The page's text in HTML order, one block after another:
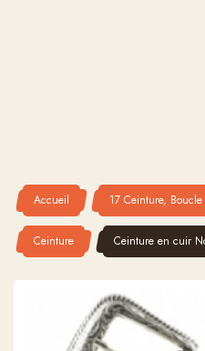
Accueil 17 Ceinture,
Ceinture Ceinture en cuir